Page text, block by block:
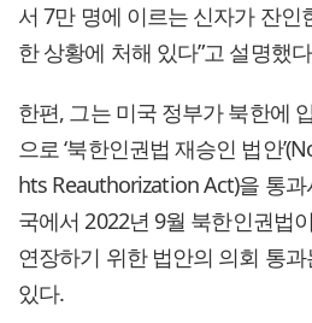
서 7만 명에 이르는 신자가 잔
한 상황에 처해 있다”고 설명했
한편, 그는 미국 정부가 북한에
으로 ‘북한인권법 재승인 법안
hts Reauthorization Act)을 통
국에서 2022년 9월 북한인권법
연장하기 위한 법안의 의회 통
있다.